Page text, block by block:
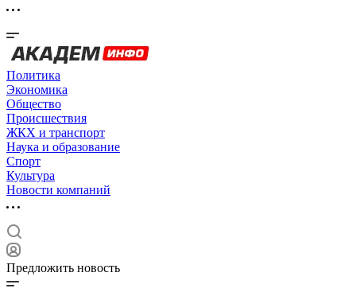
Политика
Экономика
Общество
Происшествия
ЖКХ и транспорт
Наука и образование
Спорт
Культура
Новости компаний
Предложить новость